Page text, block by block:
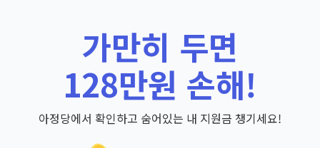
가만히 두면
128만원 손해!
아정당에서 확인하고 숨어있는 내 지원금 챙기세요!